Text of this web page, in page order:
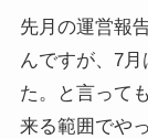
先月の運営報
んですが、7
た。と言って
来る範囲でや